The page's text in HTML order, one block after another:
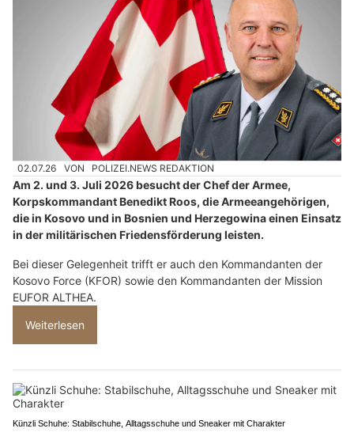
02.07.26 VON POLIZEI.NEWS REDAKTION
Am 2. und 3. Juli 2026 besucht der Chef der Armee,
Korpskommandant Benedikt Roos, die Armeeangehörigen,
die in Kosovo und in Bosnien und Herzegowina einen Einsatz
in der militärischen Friedensförderung leisten.
Bei dieser Gelegenheit trifft er auch den Kommandanten der
Kosovo Force (KFOR) sowie den Kommandanten der Mission
EUFOR ALTHEA.
Weiterlesen
Künzli Schuhe: Stabilschuhe, Alltagsschuhe und Sneaker mit Charakter